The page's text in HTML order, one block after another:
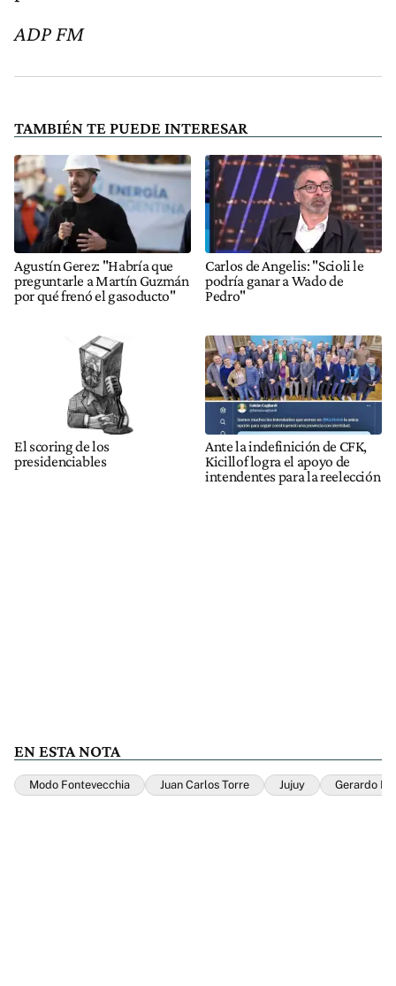
ADP FM
TAMBIÉN TE PUEDE INTERESAR
Agustín Gerez: "Habría que
preguntarle a Martín Guzmán
por qué frenó el gasoducto"
Carlos de Angelis: "Scioli le
podría ganar a Wado de
Pedro"
El scoring de los
presidenciables
Ante la indefinición de CFK,
Kicillof logra el apoyo de
intendentes para la reelección
EN ESTA NOTA
Modo Fontevecchia Juan Carlos Torre Jujuy Gerardo